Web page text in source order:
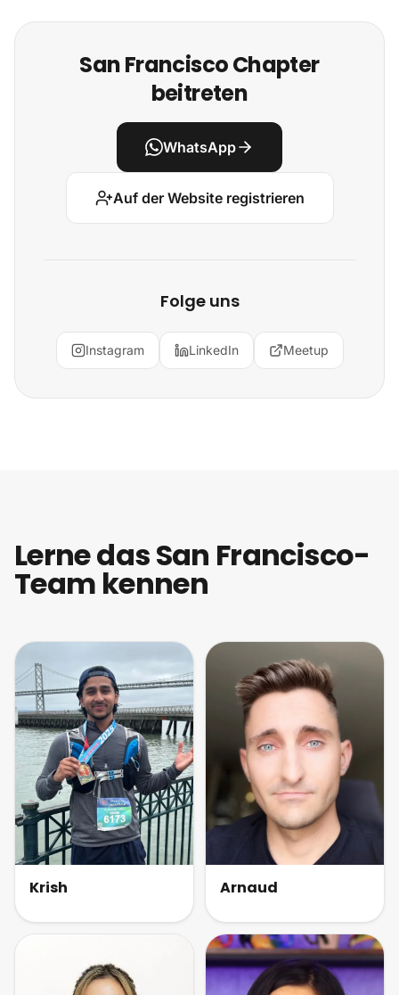
San Francisco Chapter
beitreten
WhatsApp
Auf der Website registrieren
Folge uns
Instagram LinkedIn Meetup
Lerne das San Francisco-
Team kennen
Krish Arnaud